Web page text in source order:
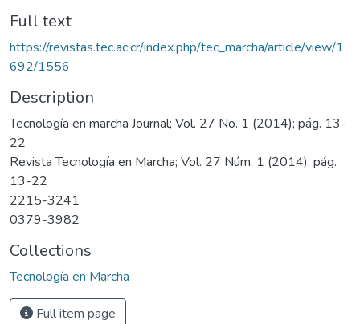
Full text
https://revistas.tec.ac.cr/index.php/tec_marcha/article/view/1
692/1556
Description
Tecnología en marcha Journal; Vol. 27 No. 1 (2014); pág. 13-
22
Revista Tecnología en Marcha; Vol. 27 Núm. 1 (2014); pág.
13-22
2215-3241
0379-3982
Collections
Tecnología en Marcha
Full item page